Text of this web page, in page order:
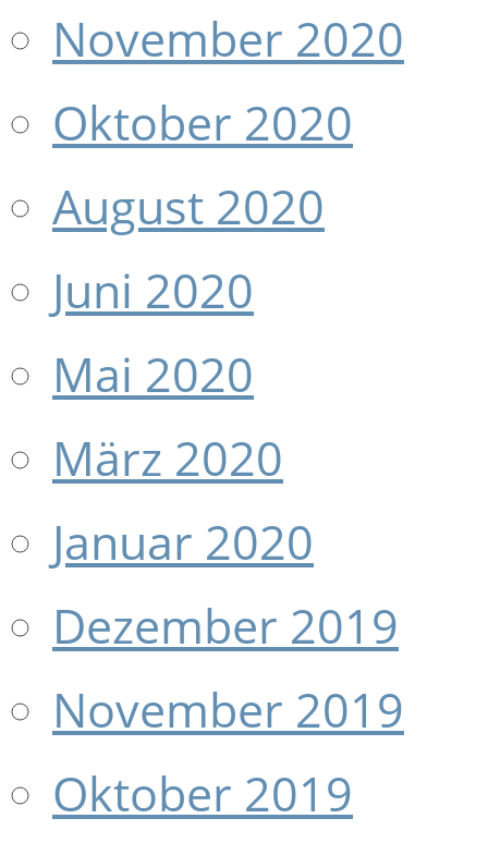
November 2020
Oktober 2020
August 2020
Juni 2020
Mai 2020
März 2020
Januar 2020
Dezember 2019
November 2019
Oktober 2019